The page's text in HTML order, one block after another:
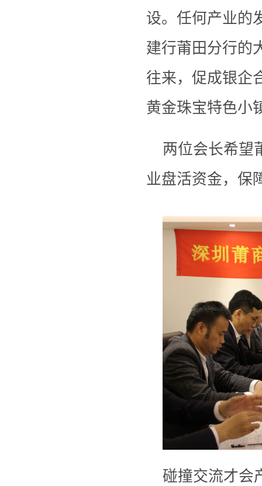
设。任何产业的
建行莆田分行的
往来，促成银企
黄金珠宝特色小
两位会长希望
业盘活资金，保
碰撞交流才会